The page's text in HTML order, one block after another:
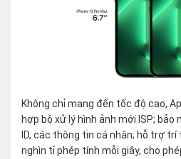
Không chỉ mang đến tốc độ cao,
hợp bộ xử lý hình ảnh mới ISP; bảo
ID, các thông tin cá nhân; hỗ trợ trí
nghìn tỉ phép tính mỗi giây, cho